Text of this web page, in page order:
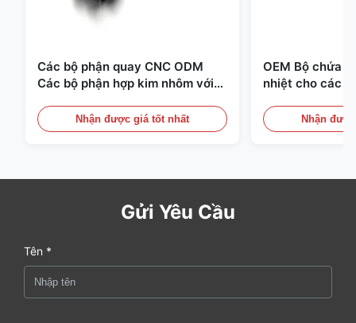
Các bộ phận quay CNC ODM
Các bộ phận hợp kim nhôm với
Nhận được giá tốt nhất
OEM Bộ chứa
nhiệt cho các
Nhận
Gửi Yêu Cầu
Tên *